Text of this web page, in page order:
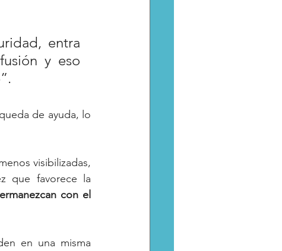
entra
y eso
de ayuda, lo
visibilizadas,
con el
en una misma